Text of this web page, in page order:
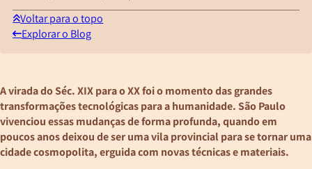
Voltar para o topo
Explorar o Blog
A virada do Séc. XIX para o XX foi o momento das grandes
transformações tecnológicas para a humanidade. São Paulo
vivenciou essas mudanças de forma profunda, quando em
poucos anos deixou de ser uma vila provincial para se tornar uma
cidade cosmopolita, erguida com novas técnicas e materiais.